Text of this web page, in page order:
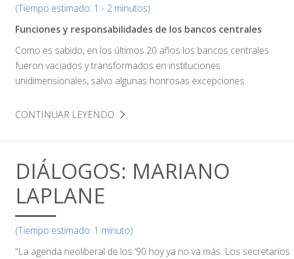
(Tiempo estimado: 1 - 2 minutos)
Funciones y responsabilidades de los bancos centrales
Como es sabido, en los últimos 20 años los bancos centrales
fueron vaciados y transformados en instituciones
unidimensionales, salvo algunas honrosas excepciones.
CONTINUAR LEYENDO
DIÁLOGOS: MARIANO
LAPLANE
(Tiempo estimado: 1 minuto)
“La agenda neoliberal de los ‘90 hoy ya no va más. Los secretarios